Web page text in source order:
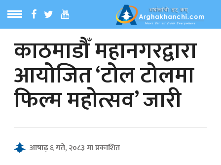
MENU
समाचार
समाचार
काठमाडौँ महानगरद्वारा
आयोजित ‘टोल टोलमा
फिल्म महोत्सव’ जारी
आषाढ़ ६ गते, २०८३ मा प्रकाशित